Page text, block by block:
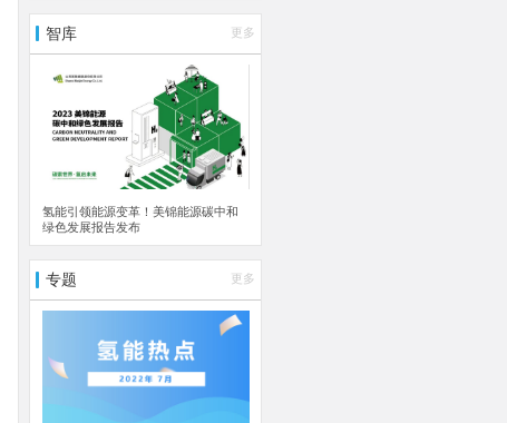
智库 更多
氢能引领能源变革！美锦能源碳中和
绿色发展报告发布
专题 更多